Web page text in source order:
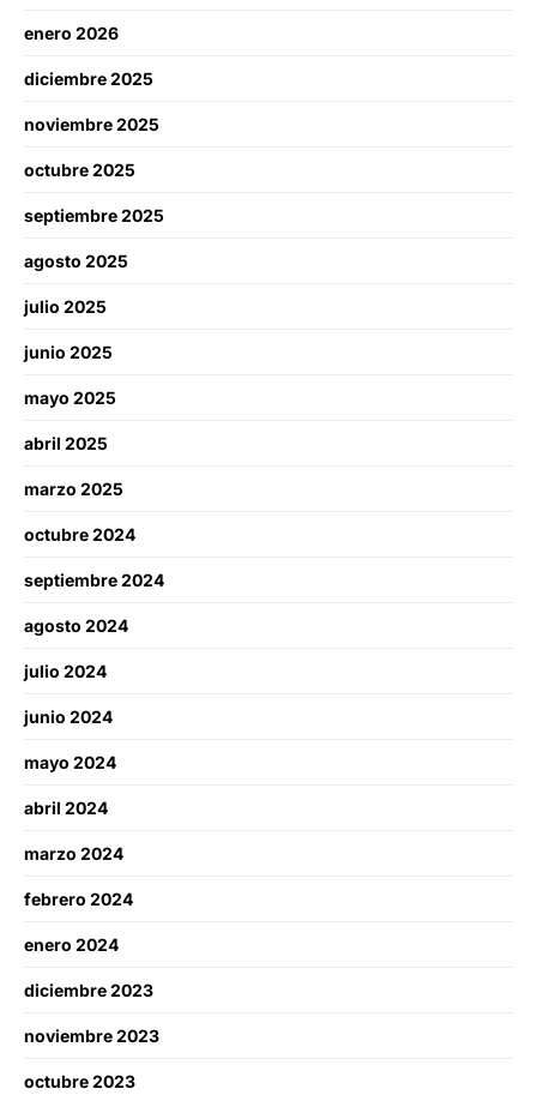
enero 2026
diciembre 2025
noviembre 2025
octubre 2025
septiembre 2025
agosto 2025
julio 2025
junio 2025
mayo 2025
abril 2025
marzo 2025
octubre 2024
septiembre 2024
agosto 2024
julio 2024
junio 2024
mayo 2024
abril 2024
marzo 2024
febrero 2024
enero 2024
diciembre 2023
noviembre 2023
octubre 2023